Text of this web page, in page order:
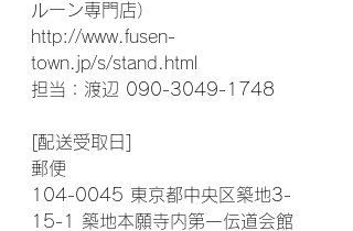
ルーン専門店）
http://www.fusen-
town.jp/s/stand.html
担当：渡辺 090-3049-1748
[配送受取日]
郵便
104-0045 東京都中央区築地3-
15-1 築地本願寺内第一伝道会館